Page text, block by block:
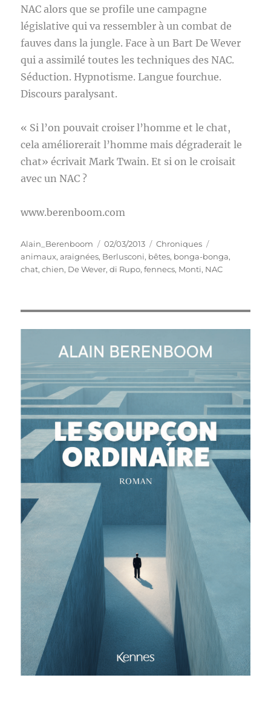
NAC alors que se profile une campagne
législative qui va ressembler à un combat de
fauves dans la jungle. Face à un Bart De Wever
qui a assimilé toutes les techniques des NAC.
Séduction. Hypnotisme. Langue fourchue.
Discours paralysant.
« Si l’on pouvait croiser l’homme et le chat,
cela améliorerait l’homme mais dégraderait le
chat» écrivait Mark Twain. Et si on le croisait
avec un NAC ?
www.berenboom.com
Auteur
Alain_Berenboom
Publié
le
02/03/2013 Catégories
Chroniques
animaux,araignées, Berlusconi, bêtes, bonga-bonga,
chat,chien, De Wever,di Rupo,fennecs, Monti, NAC